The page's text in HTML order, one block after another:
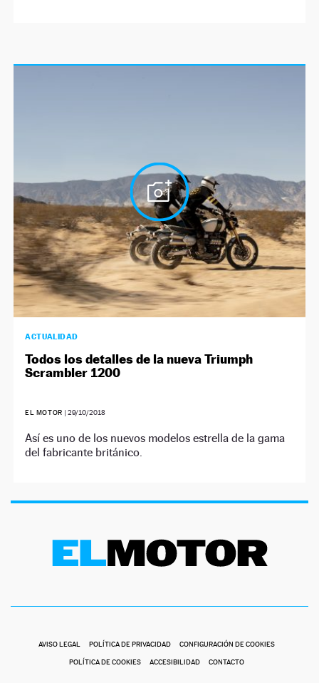
ACTUALIDAD
Todos los detalles de la nueva Triumph
Scrambler 1200
EL MOTOR | 29/10/2018
Así es uno de los nuevos modelos estrella de la gama
del fabricante británico.
AVISO LEGAL POLÍTICA DE PRIVACIDAD CONFIGURACIÓN DE COOKIES
POLÍTICA DE COOKIES ACCESIBILIDAD CONTACTO